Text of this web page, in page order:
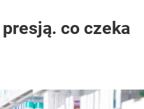
co czeka